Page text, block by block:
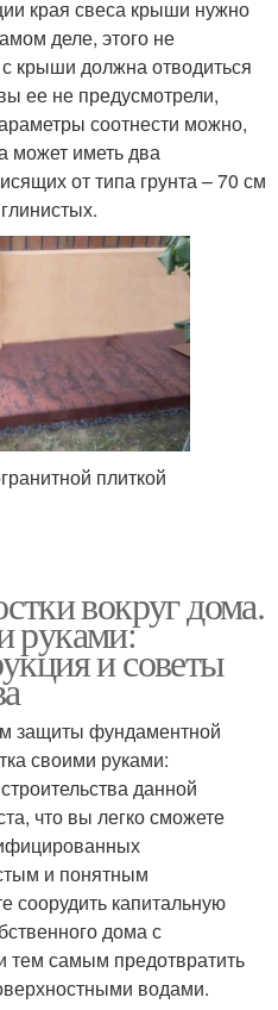
края свеса крыши нужно
деле, этого не
с крыши должна отводиться
ее не предусмотрели,
соотнести можно,
может иметь два
от типа грунта – 70 см
плиткой
вокруг дома.
руками:
и советы
защиты фундаментной
своими руками:
данной
что вы легко сможете
и понятным
соорудить капитальную
дома с
самым предотвратить
водами.